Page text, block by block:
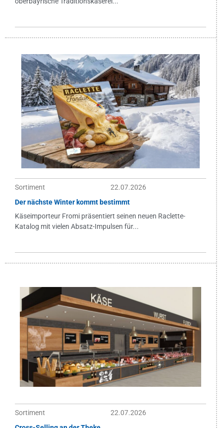
Sortiment
22.07.2026
Der nächste Winter kommt bestimmt
Käseimporteur Fromi präsentiert seinen neuen Raclette-
Katalog mit vielen Absatz-Impulsen für...
Sortiment
22.07.2026